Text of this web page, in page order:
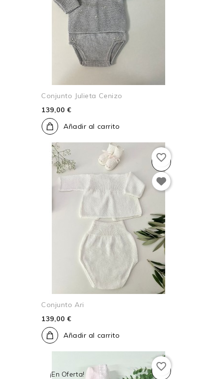
Conjunto Julieta Cenizo
139,00 €
Añadir al carrito
Conjunto Ari
139,00 €
Añadir al carrito
favorite_border
¡En Oferta!
favorite_border